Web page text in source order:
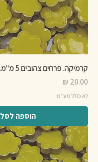
קרמיקה. פרחים צהובים 5 מ"מ. 250 גרם
מחיר
לא כולל מע״מ
הוספה לסל